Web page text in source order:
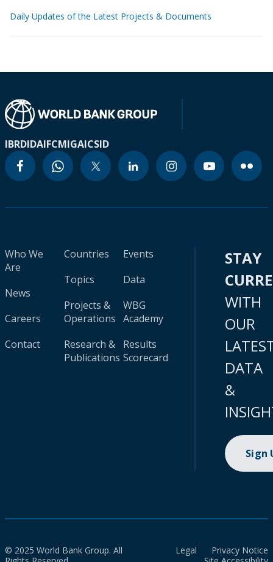
Daily Updates of the Latest Projects & Documents
IBRDIDAIFCMIGAICSID
Who We
Are
News
Careers
Contact
Countries
Topics
Projects &
Operations
Research &
Publications
Events
Data
WBG
Academy
Results
Scorecard
STAY
WITH
OUR
DATA
&
Sign
© 2025 World Bank Group. All
Legal
Privacy Notice